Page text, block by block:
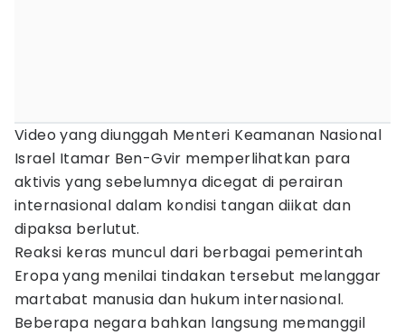
Video yang diunggah Menteri Keamanan Nasional
Israel Itamar Ben-Gvir memperlihatkan para
aktivis yang sebelumnya dicegat di perairan
internasional dalam kondisi tangan diikat dan
dipaksa berlutut.
Reaksi keras muncul dari berbagai pemerintah
Eropa yang menilai tindakan tersebut melanggar
martabat manusia dan hukum internasional.
Beberapa negara bahkan langsung memanggil